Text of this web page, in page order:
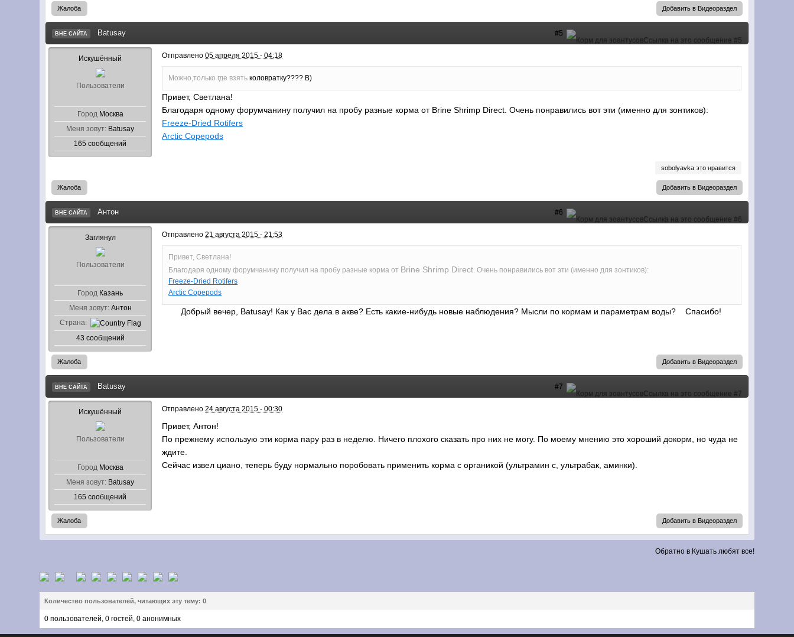
Добавить в Видеораздел
Жалоба
#5
ВНЕ САЙТА Batusay
Искушённый
Пользователи
Город Москва
Меня зовут: Batusay
165 сообщений
Отправлено05 апреля 2015 - 04:18
Можно,только где взятьколовратку???? B)
Привет, Светлана!
Благодаря одному форумчанину получил на пробу разные корма от Brine Shrimp Direct. Очень понравились вот эти (именно для зонтиков):
Freeze-Dried Rotifers
Arctic Copepods
sobolyavka это нравится
Добавить в Видеораздел
Жалоба
#6
ВНЕ САЙТА Антон
Заглянул
Пользователи
Город Казань
Меня зовут: Антон
Страна:
43 сообщений
Отправлено21 августа 2015 - 21:53
Привет, Светлана!
Благодаря одному форумчанину получил на пробу разные корма от Brine Shrimp Direct. Очень понравились вот эти (именно для зонтиков):
Freeze-Dried Rotifers
Arctic Copepods
Добрый вечер, Batusay! Как у Вас дела в акве? Есть какие-нибудь новые наблюдения? Мысли по кормам и параметрам воды? Спасибо!
Добавить в Видеораздел
Жалоба
#7
ВНЕ САЙТА Batusay
Искушённый
Пользователи
Город Москва
Меня зовут: Batusay
165 сообщений
Отправлено24 августа 2015 - 00:30
Привет, Антон!
По прежнему использую эти корма пару раз в неделю. Ничего плохого сказать про них не могу. По моему мнению это хороший докорм, но чуда не
ждите.
Сейчас извел циано, теперь буду нормально поробовать применить корма с органикой (ультрамин с, ультрабак, аминки).
Добавить в Видеораздел
Жалоба
Обратно в Кушать любят все!
Количество пользователей, читающих эту тему: 0
0 пользователей, 0 гостей, 0 анонимных